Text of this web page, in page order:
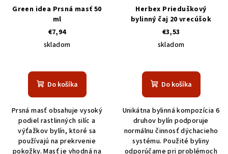
Green idea Prsná masť 50
ml
€7,94
skladom
Do košíka
Prsná masť obsahuje vysoký
podiel rastlinných silíc a
výťažkov bylín, ktoré sa
používajú na prekrvenie
pokožky. Masť je vhodná na
Herbex Prieduškový
bylinný čaj 20 vrecúšok
€3,53
skladom
Do košíka
Unikátna bylinná kompozícia 6
druhov bylín podporuje
normálnu činnosť dýchacieho
systému. Použité byliny
odporúčame pri problémoch